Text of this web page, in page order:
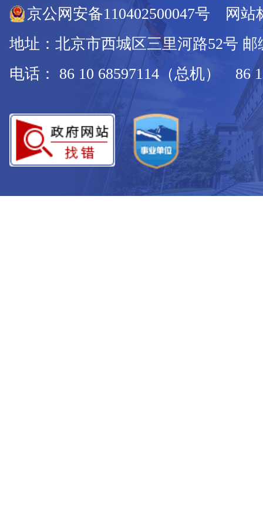
京公网安备110402500047号 网站
地址：北京市西城区三里河路52号 邮
电话： 86 10 68597114（总机） 86